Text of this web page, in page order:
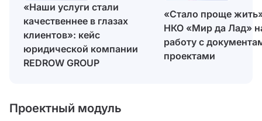
«Наши услуги стали
качественнее в глазах
клиентов»: кейс
юридической компании
REDROW GROUP
«Стало проще
НКО «Мир да Лад»
работу с
проектами
Проектный модуль